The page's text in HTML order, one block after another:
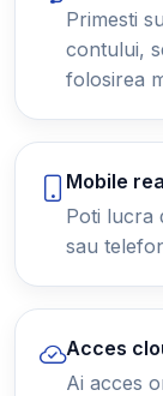
Primesti
contului,
folosirea
Mobile
Poti lucra
sau
Acces
Ai acces